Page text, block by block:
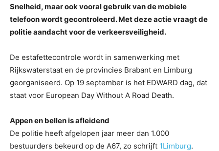
Snelheid, maar ook vooral gebruik van de mobiele
telefoon wordt gecontroleerd. Met deze actie vraagt de
politie aandacht voor de verkeersveiligheid.
De estafettecontrole wordt in samenwerking met
Rijkswaterstaat en de provincies Brabant en Limburg
georganiseerd. Op 19 september is het EDWARD dag, dat
staat voor European Day Without A Road Death.
Appen en bellen is afleidend
De politie heeft afgelopen jaar meer dan 1.000
bestuurders bekeurd op de A67, zo schrijft 1Limburg.